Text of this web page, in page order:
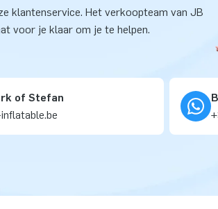
klantenservice. Het verkoopteam van JB
voor je klaar om je te helpen.
of Stefan